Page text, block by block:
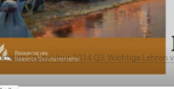
Aufnahmen
Study Hour 2014 Q3: Wichtige Lehren